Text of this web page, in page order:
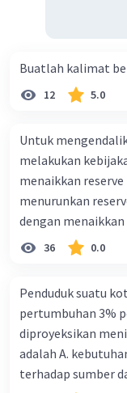
Buatlah kalimat
12 5.0
Untuk
melakukan
menaikkan
menurunkan
dengan
dengan
Ekspansif dengan
ceteris paribus
bentuk kurva
dari kiri bawah ke
mana bentuk
uang) naik dari kiri
36 0.0
Penduduk suatu
pertumbuhan 3%
diproyeksikan
adalah A.
terhadap sumber